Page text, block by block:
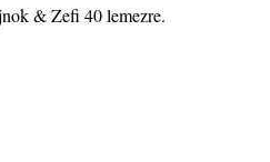
& Zefi 40 lemezre.